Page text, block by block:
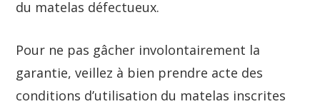
du matelas défectueux.
Pour ne pas gâcher involontairement la
garantie, veillez à bien prendre acte des
conditions d’utilisation du matelas inscrites